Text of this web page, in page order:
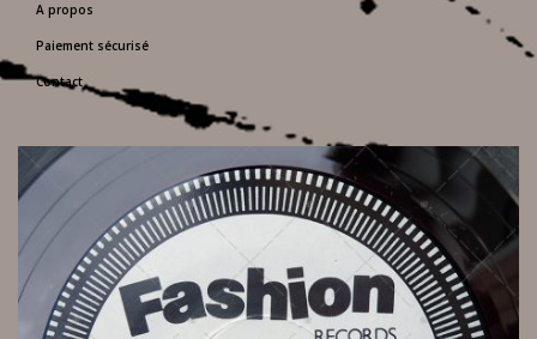
A propos
Paiement sécurisé
Contact